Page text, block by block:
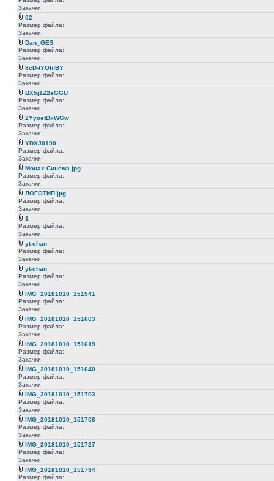
Закачки:
02
Размер файла:
Закачки:
Dan_GES
Размер файла:
Закачки:
8cD-tYOhfBY
Размер файла:
Закачки:
BX5j1Z2eGGU
Размер файла:
Закачки:
2YyoetDxWGw
Размер файла:
Закачки:
YDXJ0190
Размер файла:
Закачки:
Монах Синема.jpg
Размер файла:
Закачки:
ЛОГОТИП.jpg
Размер файла:
Закачки:
1
Размер файла:
Закачки:
yt-chan
Размер файла:
Закачки:
yt-chan
Размер файла:
Закачки:
IMG_20181010_151541
Размер файла:
Закачки:
IMG_20181010_151603
Размер файла:
Закачки:
IMG_20181010_151619
Размер файла:
Закачки:
IMG_20181010_151640
Размер файла:
Закачки:
IMG_20181010_151703
Размер файла:
Закачки:
IMG_20181010_151708
Размер файла:
Закачки:
IMG_20181010_151727
Размер файла:
Закачки:
IMG_20181010_151734
Размер файла: